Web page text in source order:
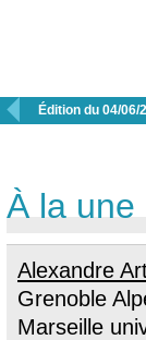
 Édition du 04/06/
À la une
Alexandre
Grenoble
Marseille